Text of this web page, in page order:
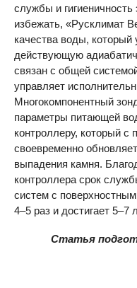
службы и
избежать, «Русклимат
качества воды,
действующую
связан с общей
управляет
Многокомпонентный
параметры питающей
контроллеру, который
своевременно
выпадения камня.
контроллера срок
систем с
4–5 раз и достигает 5–7
Статья